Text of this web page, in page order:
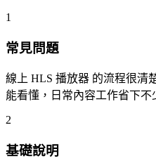
1
常見問題
線上 HLS 播放器 的流程很清
能看懂，日常內容工作省下不
2
基礎說明